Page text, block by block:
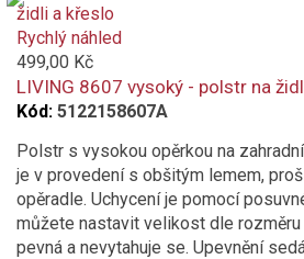
is
added
to
compare
Rychlý náhled
499,00 Kč
LIVING 8607 vysoký - polstr na
Kód: 5122158607A
Polstr s vysokou opěrkou na
je v provedení s obšitým lemem,
opěradle. Uchycení je pomocí
můžete nastavit velikost dle rozměru
pevná a nevytahuje se. Upevnění